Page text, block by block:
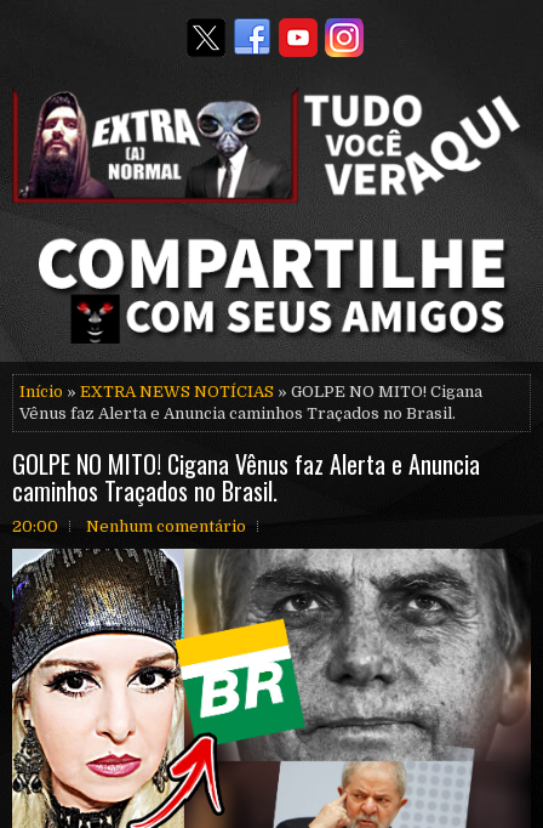
Início » EXTRA NEWS NOTÍCIAS » GOLPE NO MITO! Cigana
Vênus faz Alerta e Anuncia caminhos Traçados no Brasil.
GOLPE NO MITO! Cigana Vênus faz Alerta e Anuncia
caminhos Traçados no Brasil.
20:00 Nenhum comentário